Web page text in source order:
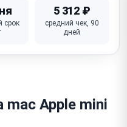
срок
5 312 ₽
средний чек, 90
дней
Apple mini